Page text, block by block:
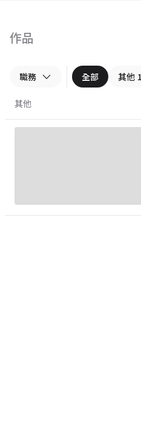
作品
職務 全部 其他 1
其他